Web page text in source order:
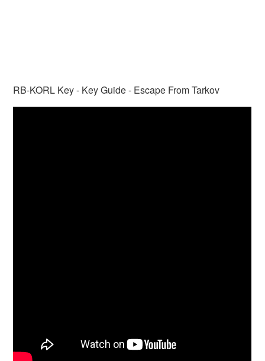
RB-KORL Key - Key Guide - Escape From Tarkov